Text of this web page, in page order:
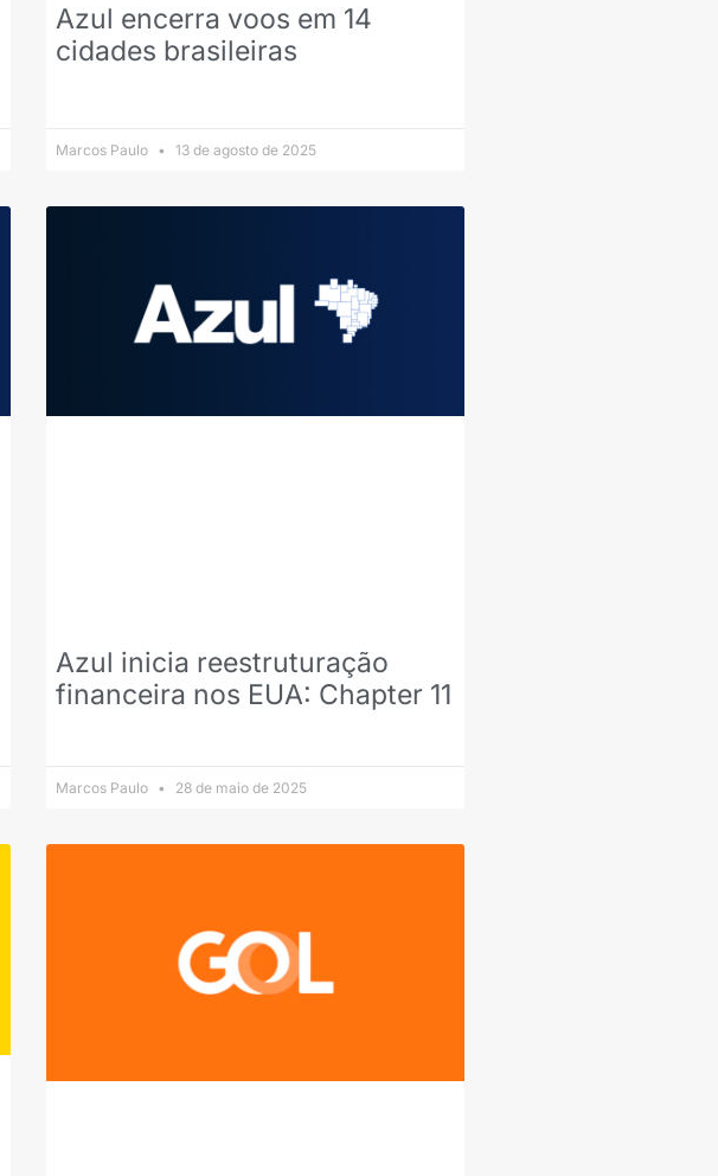
Azul encerra voos em 14
cidades brasileiras
Marcos Paulo 13 de agosto de 2025
Azul inicia reestruturação
financeira nos EUA: Chapter 11
Marcos Paulo 28 de maio de 2025